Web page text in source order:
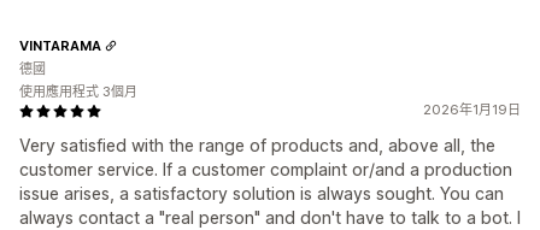
2026年1月19日
Very satisfied with the range of products and, above all, the
customer service. If a customer complaint or/and a production
issue arises, a satisfactory solution is always sought. You can
always contact a "real person" and don't have to talk to a bot. I
VINTARAMA
德國
使用應用程式 3個月